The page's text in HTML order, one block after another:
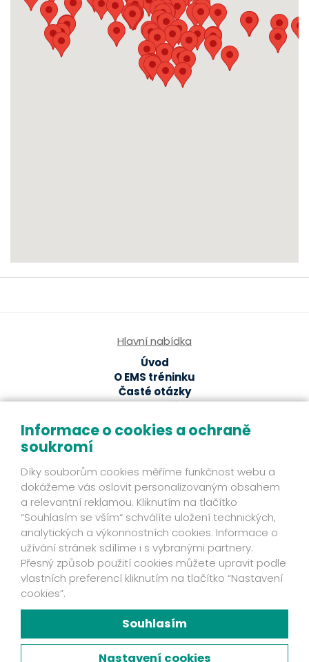
Hlavní nabídka
Úvod
O EMS tréninku
Časté otázky
EMS studia
Ze světa EMS
Fakta
Příběhy klientů
Novinky
Mohlo by se hodit
Ochrana osobních údajů
Kontakt
Fakta
Mám zájem o EMS přístroj
Chyť svou šanci!
Facebook
Informace o cookies a ochraně
soukromí
Díky souborům cookies měříme funkčnost webu a
dokážeme vás oslovit personalizovaným obsahem
a relevantní reklamou. Kliknutím na tlačítko
“Souhlasím se vším“ schválíte uložení technických,
analytických a výkonnostních cookies. Informace o
užívání stránek sdílíme i s vybranými partnery.
Přesný způsob použití cookies můžete upravit podle
vlastních preferencí kliknutím na tlačítko “Nastavení
cookies”.
Souhlasím
Nastavení cookies